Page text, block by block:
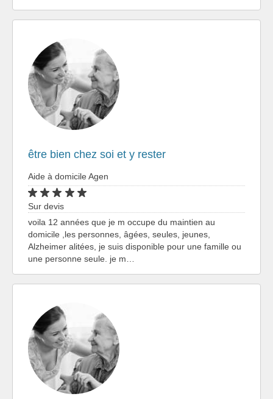
être bien chez soi et y rester
Aide à domicile Agen
Sur devis
voila 12 années que je m occupe du maintien au
domicile ,les personnes, âgées, seules, jeunes,
Alzheimer alitées, je suis disponible pour une famille ou
une personne seule. je m…